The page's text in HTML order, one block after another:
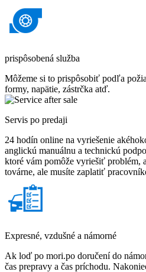
prispôsobená služba
Môžeme si to prispôsobiť podľa
formy, napätie, zástrčka atď.
Servis po predaji
24 hodín online na vyriešenie
anglickú manuálnu a technickú
ktoré vám pomôže vyriešiť problém,
továrne, ale musíte zaplatiť
Expresné, vzdušné a námorné
Ak loď po mori.po doručení do
čas prepravy a čas príchodu.